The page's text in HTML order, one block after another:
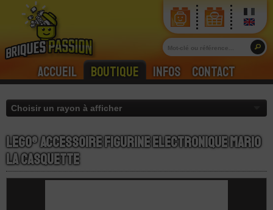
Accueil Boutique Infos Contact
LEGO® Accessoire Figurine Electronique Mario
La Casquette